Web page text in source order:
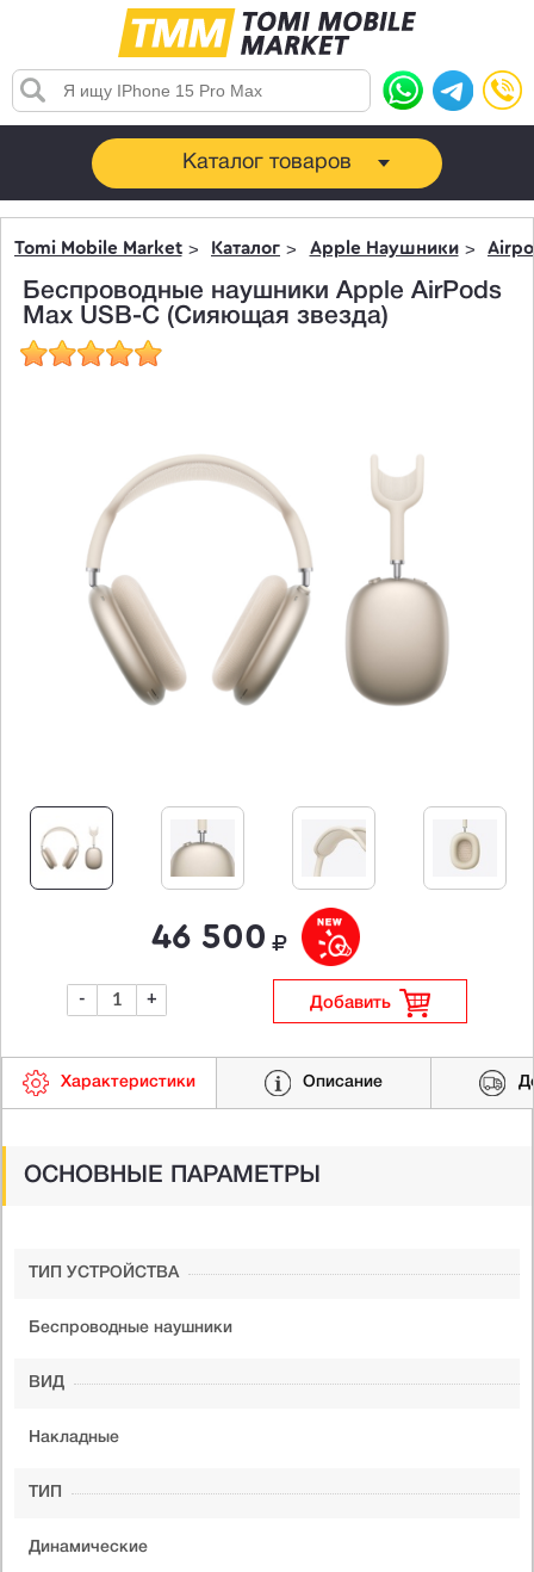
Каталог товаров
Tomi Mobile Market Каталог Apple Наушники
Беспроводные наушники Apple AirPods
Max USB-C (Сияющая звезда)
46 500
- + Добавить
Характеристики Описание
ОСНОВНЫЕ ПАРАМЕТРЫ
ТИП УСТРОЙСТВА
Беспроводные наушники
ВИД
Накладные
ТИП
Динамические